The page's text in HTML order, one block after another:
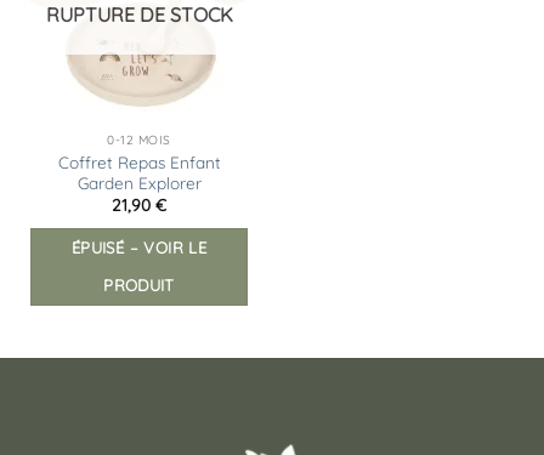
RUPTURE DE STOCK
0-12 MOIS
Coffret Repas Enfant
Garden Explorer
21,90 €
ÉPUISÉ – VOIR LE
PRODUIT